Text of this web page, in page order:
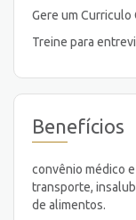
Gere um Curriculo
Treine para
Benefícios
convênio médico
transporte,
de alimentos.